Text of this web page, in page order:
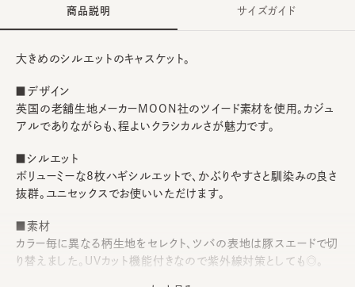
商品説明
大きめのシルエットのキャスケット。
■デザイン
英国の老舗生地メーカーMOON社のツイード素材を使用。カジュ
アルでありながらも、程よいクラシカルさが魅力です。
■シルエット
ボリューミーな8枚ハギシルエットで、かぶりやすさと馴染みの良さ
抜群。ユニセックスでお使いいただけます。
■素材
カラー毎に異なる柄生地をセレクト、ツバの表地は豚スエードで切
り替えました。UVカット機能付きなので紫外線対策としても◎。
サイズガイド